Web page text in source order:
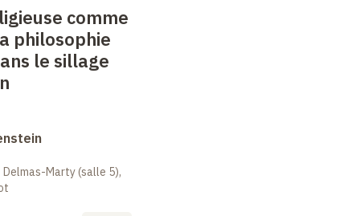
comme
philosophie
le sillage
Marty (salle 5),